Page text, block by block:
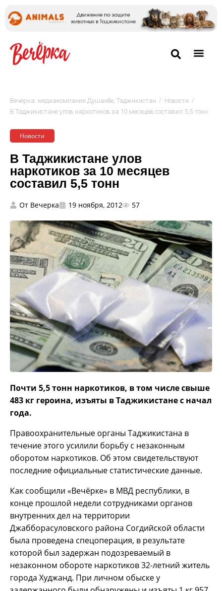
Вечёрка: медиакомпания Душанбе, Таджикистан / Новости /
В Таджикистане улов наркотиков за 10 месяцев составил 5,5 тонн
Новости
В Таджикистане улов
наркотиков за 10 месяцев
составил 5,5 тонн
От Вечерка 19 ноября, 2012 57
Почти 5,5 тонн наркотиков, в том числе свыше
483 кг героина, изъяты в Таджикистане с начал
года.
Правоохранительные органы Таджикистана в
течение этого усилили борьбу с незаконным
оборотом наркотиков. Об этом свидетельствуют
последние официальные статистические данные.
Как сообщили «Вечёрке» в МВД республики, в
конце прошлой недели сотрудниками органов
внутренних дел на территории
Джабборасуловского района Согдийской области
была проведена спецоперация, в результате
которой был задержан подозреваемый в
незаконном обороте наркотиков 32-летний житель
города Худжанд. При личном обыске у